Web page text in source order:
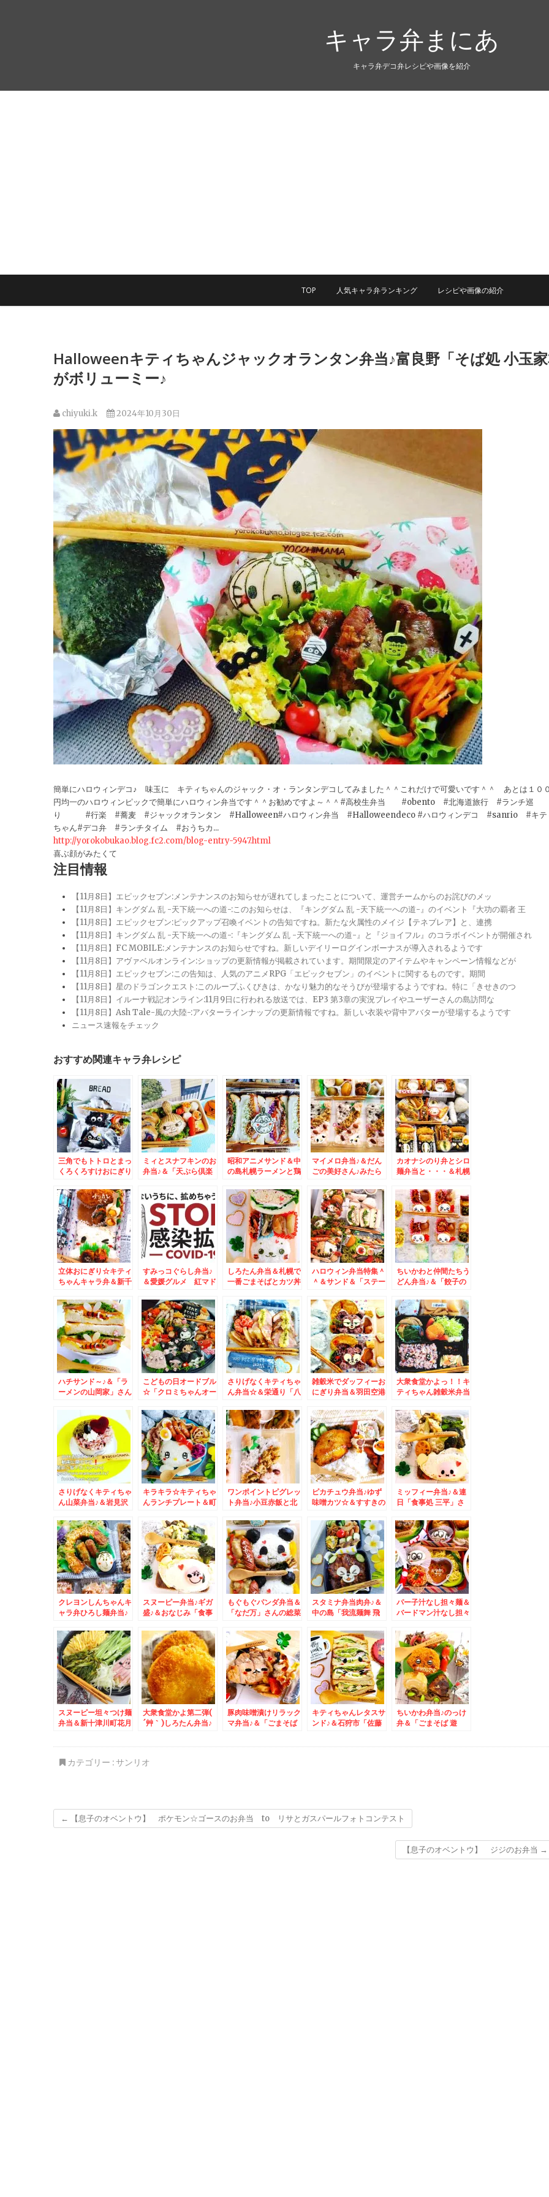
キャラ弁まにあ
キャラ弁デコ弁レシピや画像を紹介
TOP 人気キャラ弁ランキング レシピや画像の紹介
Halloweenキティちゃんジャックオランタン弁当♪富良野「そば処 小玉
がボリューミー♪
chiyuki.k 2024年10月30日
簡単にハロウィンデコ♪ 味玉に キティちゃんのジャック・オ・ランタンデコしてみました＾＾これだけで可愛いです＾＾ あとは１０
円均一のハロウィンピックで簡単にハロウィン弁当です＾＾お勧めですよ～＾＾#高校生弁当 #obento #北海道旅行 #ランチ巡
り #行楽 #蕎麦 #ジャックオランタン #Halloween#ハロウィン弁当 #Halloweendeco #ハロウィンデコ #sanrio #キテ
ちゃん#デコ弁 #ランチタイム #おうちカ...
http://yorokobukao.blog.fc2.com/blog-entry-5947.html
喜ぶ顔がみたくて
注目情報
【11月8日】エピックセブン:メンテナンスのお知らせが遅れてしまったことについて、運営チームからのお詫びのメッ
【11月8日】キングダム 乱 -天下統一への道-:このお知らせは、『キングダム 乱 -天下統一への道-』のイベント『大功の覇者 王
【11月8日】エピックセブン:ピックアップ召喚イベントの告知ですね。新たな火属性のメイジ【テネブレア】と、連携
【11月8日】キングダム 乱 -天下統一への道-:『キングダム 乱 -天下統一への道-』と『ジョイフル』のコラボイベントが開催され
【11月8日】FC MOBILE:メンテナンスのお知らせですね。新しいデイリーログインボーナスが導入されるようです
【11月8日】アヴァベルオンライン:ショップの更新情報が掲載されています。期間限定のアイテムやキャンペーン情報などが
【11月8日】エピックセブン:この告知は、人気のアニメRPG「エピックセブン」のイベントに関するものです。期間
【11月8日】星のドラゴンクエスト:このループふくびきは、かなり魅力的なそうびが登場するようですね。特に「きせきのつ
【11月8日】イルーナ戦記オンライン:11月9日に行われる放送では、EP3 第3章の実況プレイやユーザーさんの島訪問な
【11月8日】Ash Tale-風の大陸-:アバターラインナップの更新情報ですね。新しい衣装や背中アバターが登場するようです
ニュース速報をチェック
おすすめ関連キャラ弁レシピ
三角でもトトロとまっ
くろくろすけおにぎり
房」さんの「蟹あんか
けチャーハン」絶品
♪(*´艸`*)
ミィとスナフキンのお
弁当♪＆「天ぷら倶楽
天丼」が無性に食べた
くなる(*´艸`*)
昭和アニメサンド＆中
の島札幌ラーメンと鶏
飛燕」さんの金曜日の
「魅惑の濃厚味噌らー
めん」(*´艸`*)
マイメロ弁当♪＆だん
ごの美好さん♪みたら
カオナシのり弁とシロ
麺弁当と・・・＆札幌
☆「トリトン」ウニ～
～～＾＾
立体おにぎり☆キティ
ちゃんキャラ弁＆新千
「弟子屈ラーメン」さ
ん
すみっコぐらし弁当♪
＆愛媛グルメ 紅マド
しろたん弁当＆札幌で
一番ごまそばとカツ丼
代」さんで五目蕎麦と
かつ皿をいただく(*
´艸`*)
ハロウィン弁当特集＾
＾＆サンド＆「ステー
近場で絶品ハンバーグ
♪ラムバーグ一押
し！！！
ちいかわと仲間たちう
どん弁当♪＆「餃子の
セット」＆「野菜炒
め」(*´艸`*)
ハチサンド～♪＆「ラ
ーメンの山岡家」さん
ランチ」(*´艸`*)
こどもの日オードブル
☆「クロミちゃんオー
「ハンバーガー」とい
えば「ラッキーピエ
ロ」の「チャイニーズ
チキンバーガー」♪う
まっ♪
さりげなくキティちゃ
ん弁当☆＆栄通り「八
札幌で一番美味し
い！！ごまそばも札幌
で一番美味！！
雑穀米でダッフィーお
にぎり弁当＆羽田空港
ココ♪「餃子とタンメ
ン 天」さん♪
大衆食堂かよっ！！キ
ティちゃん雑穀米弁当
みどりや」さんの「チ
ャーハン」
さりげなくキティちゃ
ん山菜弁当♪＆岩見沢
林」さんの「カレー南
蛮」食べてみた(*´艸
`*)
キラキラ☆キティちゃ
んランチプレート＆町
店☆
ワンポイントピグレッ
ト弁当♪小豆赤飯と北
店「シハチの１０種海
鮮丼」が１５種だった
～～＾＾
ピカチュウ弁当♪ゆず
味噌カツ☆＆すすきの
さんの「チャーハン」
ミッフィー弁当♪＆連
日「食事処 三平」さ
ん」うまっ(*´艸`*)
クレヨンしんちゃんキ
ャラ弁ひろし麺弁当♪
ルモン♪
スヌーピー弁当♪ギガ
盛♪＆おなじみ「食事
豚定食」と「半チャー
ハン」
もぐもぐパンダ弁当＆
「なだ万」さんの総菜
ルメ
スタミナ弁当肉弁♪＆
中の島「我流麺舞 飛
日は味噌味(*´艸`*)偶
数月限定「異彩の坦々
味噌らーめん」(*´艸
`*)
パー子汁なし担々麺＆
バードマン汁なし担々
んぽん♪
スヌーピー坦々つけ麺
弁当＆新十津川町花月
お味で脂身甘いチャー
大衆食堂かよ第二弾(
´艸｀)しろたん弁当♪
豚肉味噌漬けリラック
マ弁当♪＆「ごまそば
キティちゃんレタスサ
ンド♪＆石狩市「佐藤
ちいかわ弁当♪のっけ
弁＆「ごまそば 遊
カテゴリー :サンリオ
← 【息子のオベントウ】 ポケモン☆ゴースのお弁当 to リサとガスパールフォトコンテスト
【息子のオベントウ】 ジジのお弁当 →